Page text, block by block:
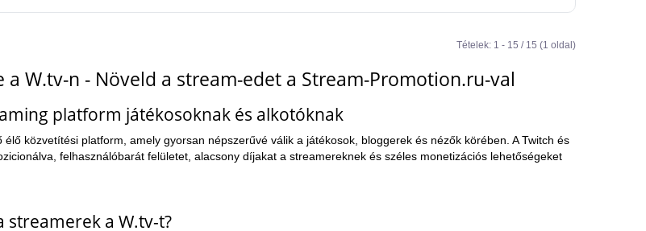
Tételek: 1 - 15 / 15 (1 oldal)
a W.tv-n - Növeld a stream-edet a Stream-Promotion.ru-val
platform játékosoknak és alkotóknak
élő közvetítési platform, amely gyorsan népszerűvé válik a játékosok, bloggerek és nézők körében. A Twitch és
felhasználóbarát felületet, alacsony díjakat a streamereknek és széles monetizációs lehetőségeket
streamerek a W.tv-t?